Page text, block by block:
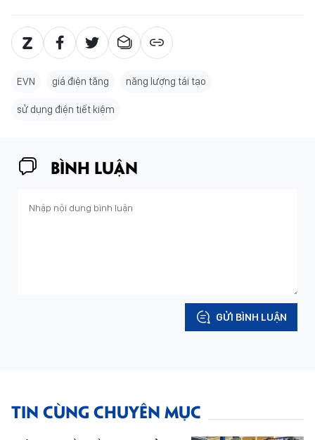
EVN giá điện tăng năng lượng tái tạo
sử dụng điện tiết kiệm
BÌNH LUẬN
GỬI BÌNH LUẬN
TIN CÙNG CHUYÊN MỤC